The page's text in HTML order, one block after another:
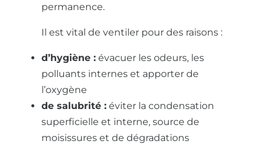
permanence.
Il est vital de ventiler pour des raisons :
d’hygiène : évacuer les odeurs, les
polluants internes et apporter de
l’oxygène
de salubrité : éviter la condensation
superficielle et interne, source de
moisissures et de dégradations